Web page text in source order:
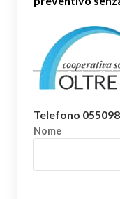
Telefono
Nome